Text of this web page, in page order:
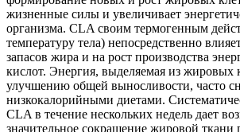
жизненные силы и увеличивает
организма. CLA своим термогенным
температуру тела) непосредственно
запасов жира и на рост производства
кислот. Энергия, выделяемая из жировых
улучшению общей выносливости, часто
низкокалорийными диетами.
CLA в течение нескольких недель дает
значительное сокращение жировой